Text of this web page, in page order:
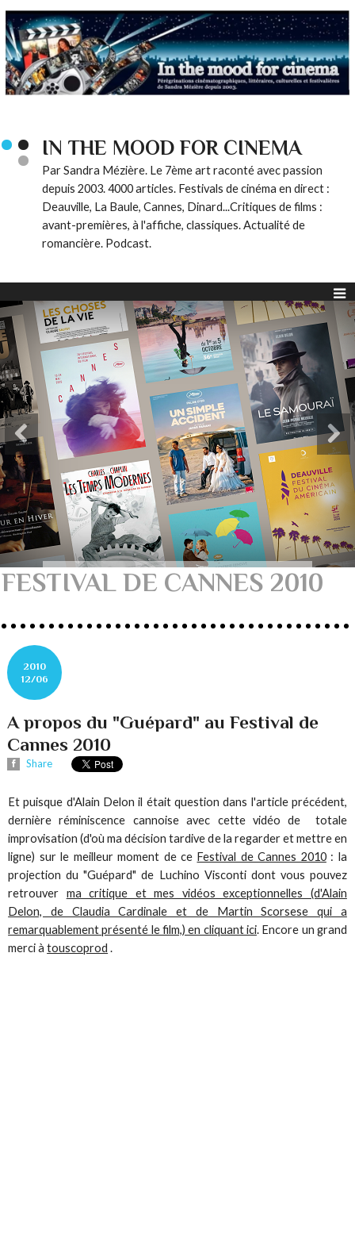
IN THE MOOD FOR CINEMA
Par Sandra Mézière. Le 7ème art raconté avec passion
depuis 2003. 4000 articles. Festivals de cinéma en direct :
Deauville, La Baule, Cannes, Dinard...Critiques de films :
avant-premières, à l'affiche, classiques. Actualité de
romancière. Podcast.
FESTIVAL DE CANNES 2010
2010
12/06
A propos du "Guépard" au Festival de
Cannes 2010
Share
Et puisque d'Alain Delon il était question dans l'article précédent,
dernière réminiscence cannoise avec cette vidéo de totale
improvisation (d'où ma décision tardive de la regarder et mettre en
ligne) sur le meilleur moment de ce Festival de Cannes 2010: la
projection du "Guépard" de Luchino Visconti dont vous pouvez
retrouver ma critique et mes vidéos exceptionnelles (d'Alain
Delon, de Claudia Cardinale et de Martin Scorsese qui a
remarquablement présenté le film,) en cliquant ici. Encore un grand
merci àtouscoprod .